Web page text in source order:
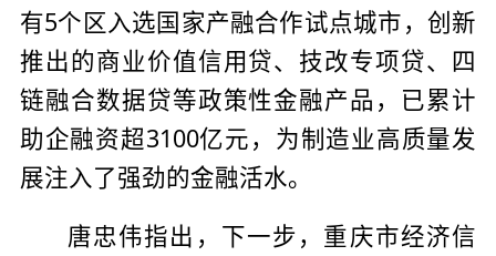
有5个区入选国家产融合作试点城市，创新
推出的商业价值信用贷、技改专项贷、四
链融合数据贷等政策性金融产品，已累计
助企融资超3100亿元，为制造业高质量发
展注入了强劲的金融活水。
唐忠伟指出，下一步，重庆市经济信